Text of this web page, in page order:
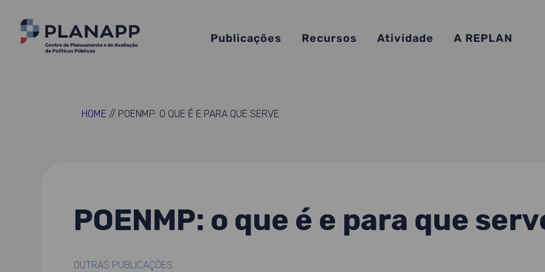
Publicações Recursos Atividade A REPLAN
HOME // POENMP: O QUE É E PARA QUE SERVE
POENMP: o que é e para que
OUTRAS PUBLICAÇÕES